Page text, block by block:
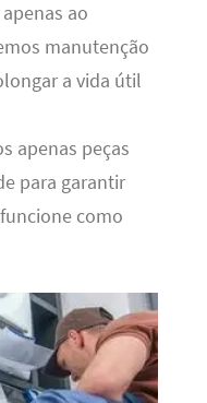
ao
manutenção
a vida útil
apenas peças
para garantir
como